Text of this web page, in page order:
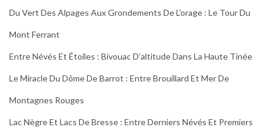
Du Vert Des Alpages Aux Grondements De L’orage : Le Tour Du
Mont Ferrant
Entre Névés Et Étoiles : Bivouac D’altitude Dans La Haute Tinée
Le Miracle Du Dôme De Barrot : Entre Brouillard Et Mer De
Montagnes Rouges
Lac Nègre Et Lacs De Bresse : Entre Derniers Névés Et Premiers